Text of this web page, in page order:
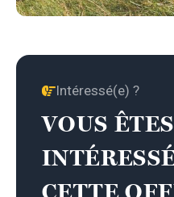
Intéressé(e) ?
VOUS ÊTES